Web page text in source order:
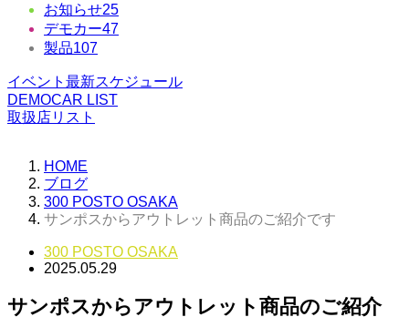
お知らせ25
デモカー47
製品107
イベント最新スケジュール
DEMOCAR LIST
取扱店リスト
HOME
ブログ
300 POSTO OSAKA
サンポスからアウトレット商品のご紹介です
300 POSTO OSAKA
2025.05.29
サンポスからアウトレット商品のご紹介